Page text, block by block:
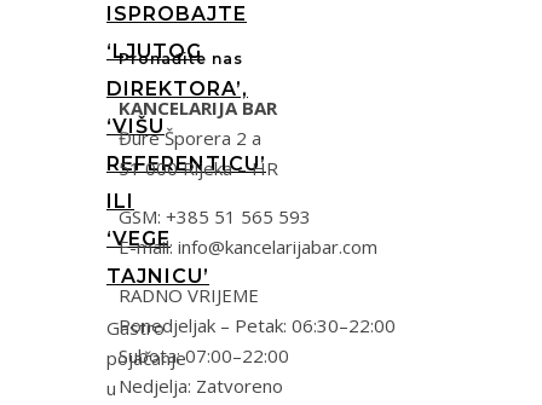
ISPROBAJTE
‘LJUTOG
DIREKTORA’,
‘VIŠU
REFERENTICU’
ILI
‘VEGE
TAJNICU’
Gastro
pojačanje
u
Pronađite nas
KANCELARIJA BAR
Đure Šporera 2 a
51 000 Rijeka – HR
GSM: +385 51 565 593
E-mail: info@kancelarijabar.com
RADNO VRIJEME
Ponedjeljak – Petak: 06:30–22:00
Subota: 07:00–22:00
Nedjelja: Zatvoreno